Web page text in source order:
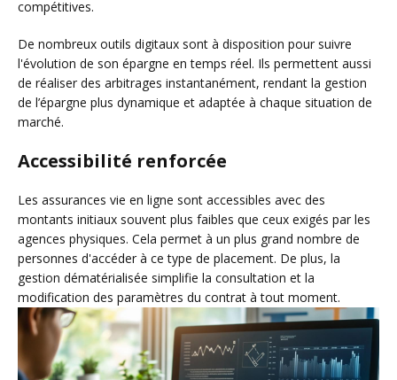
compétitives.
De nombreux outils digitaux sont à disposition pour suivre
l'évolution de son épargne en temps réel. Ils permettent aussi
de réaliser des arbitrages instantanément, rendant la gestion
de l’épargne plus dynamique et adaptée à chaque situation de
marché.
Accessibilité renforcée
Les assurances vie en ligne sont accessibles avec des
montants initiaux souvent plus faibles que ceux exigés par les
agences physiques. Cela permet à un plus grand nombre de
personnes d'accéder à ce type de placement. De plus, la
gestion dématérialisée simplifie la consultation et la
modification des paramètres du contrat à tout moment.